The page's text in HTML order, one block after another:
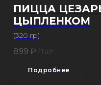
ПИЦЦА
ЦЫПЛЕНКОМ
(320 гр)
899 ₽ / 1 шт
Подробнее